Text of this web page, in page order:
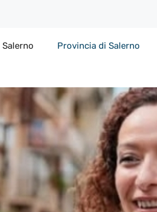
Salerno Provincia di Salerno